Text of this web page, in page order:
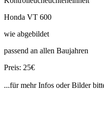
Honda VT 600
wie abgebildet
passend an allen Baujahren
Preis: 25€
...für mehr Infos oder Bilder